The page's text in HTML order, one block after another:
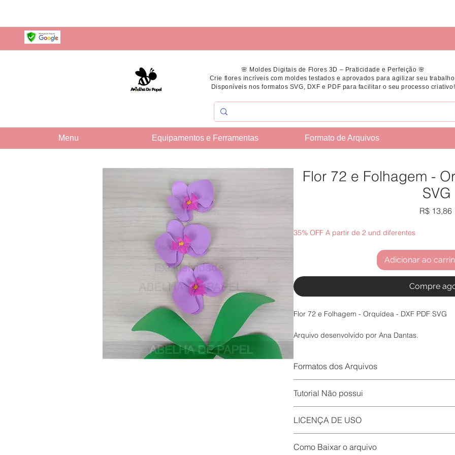
🌸 Moldes Digitais de Flores 3D – Praticidade e Perfeição 🌸
Crie flores incríveis com moldes testados e aprovados para agilizar seu
Disponíveis nos formatos SVG, DXF e PDF para facilitar o seu processo criativo!
Menu Equipamentos e Ferramentas Formato de Arquivos
Flor 72 e Folhagem -
SVG
R$ 13,86
35% OFF A partir de 2 und diferentes
Adicionar ao
Compre
Flor 72 e Folhagem - Orquídea - DXF PDF SVG
Arquivo desenvolvido por Ana Dantas.
de peças físicas.
Flores para topo de bolo , arquivo para
na tesoura
Formatos dos Arquivos
Arquivo de corte: Impressão e recorte tesourete
SVG: cricurt, Scancut, foison e Silhouette
Tutorial Não possui
LICENÇA DE USO
sem fins lucrativos.
Como Baixar o arquivo